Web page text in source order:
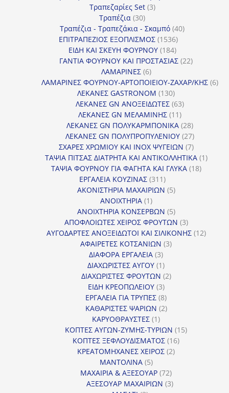
Τραπεζαρίες Set 33
Τραπέζια 3030
προϊόντα
Τραπέζια - Τραπεζάκια - Σκαμπό 4040
ΕΠΙΤΡΑΠΕΖΙΟΣ ΕΞΟΠΛΙΣΜΟΣ 15361536
προϊόντα
ΕΙΔΗ ΚΑΙ ΣΚΕΥΗ ΦΟΥΡΝΟΥ 184184
προϊόντα
ΓΑΝΤΙΑ ΦΟΥΡΝΟΥ ΚΑΙ ΠΡΟΣΤΑΣΙΑΣ 2222
ΛΑΜΑΡΙΝΕΣ 66
προϊόντα
ΛΑΜΑΡΙΝΕΣ ΦΟΥΡΝΟΥ-ΑΡΤΟΠΟΙΕΙΟΥ-ΖΑΧΑΡ/ΚΗΣ 66
ΛΕΚΑΝΕΣ GASTRONOM 130130
προϊόντα
ΛΕΚΑΝΕΣ GN ΑΝΟΞΕΙΔΩΤΕΣ 6363
ΛΕΚΑΝΕΣ GN ΜΕΛΑΜΙΝΗΣ 1111
προϊόντα
ΛΕΚΑΝΕΣ GN ΠΟΛΥΚΑΡΜΠΟΝΙΚΑ 2828
προϊόντα
ΛΕΚΑΝΕΣ GN ΠΟΛΥΠΡΟΠΥΛΕΝΙΟΥ 2727
προϊόντα
ΣΧΑΡΕΣ ΧΡΩΜΙΟΥ ΚΑΙ INOX ΨΥΓΕΙΩΝ 77
προϊόντα
ΤΑΨΙΑ ΠΙΤΣΑΣ ΔΙΑΤΡΗΤΑ ΚΑΙ ΑΝΤΙΚΟΛΛΗΤΙΚΑ 11
ΤΑΨΙΑ ΦΟΥΡΝΟΥ ΓΙΑ ΦΑΓΗΤΑ ΚΑΙ ΓΛΥΚΑ 1818
ΕΡΓΑΛΕΙΑ ΚΟΥΖΙΝΑΣ 311311
προϊόντα
ΑΚΟΝΙΣΤΗΡΙΑ ΜΑΧΑΙΡΙΩΝ 55
ΑΝΟΙΧΤΗΡΙΑ 11
προϊόν
ΑΝΟΙΧΤΗΡΙΑ ΚΟΝΣΕΡΒΩΝ 55
προϊόντα
ΑΠΟΦΛΟΙΩΤΕΣ ΧΕΙΡΟΣ ΦΡΟΥΤΩΝ 33
προϊόντα
ΑΥΓΟΔΑΡΤΕΣ ΑΝΟΞΕΙΔΩΤΟΙ ΚΑΙ ΣΙΛΙΚΟΝΗΣ 1212
ΑΦΑΙΡΕΤΕΣ ΚΟΤΣΑΝΙΩΝ 33
ΔΙΑΦΟΡΑ ΕΡΓΑΛΕΙΑ 33
προϊόντα
ΔΙΑΧΩΡΙΣΤΕΣ ΑΥΓΟΥ 11
προϊόν
ΔΙΑΧΩΡΙΣΤΕΣ ΦΡΟΥΤΩΝ 22
ΕΙΔΗ ΚΡΕΟΠΩΛΕΙΟΥ 33
προϊόντα
ΕΡΓΑΛΕΙΑ ΓΙΑ ΤΡΥΠΕΣ 88
προϊόντα
ΚΑΘΑΡΙΣΤΕΣ ΨΑΡΙΩΝ 22
ΚΑΡΥΟΘΡΑΥΣΤΕΣ 11
προϊόν
ΚΟΠΤΕΣ ΑΥΓΩΝ-ΖΥΜΗΣ-ΤΥΡΙΩΝ 1515
ΚΟΠΤΕΣ ΞΕΦΛΟΥΔΙΣΜΑΤΟΣ 1616
ΚΡΕΑΤΟΜΗΧΑΝΕΣ ΧΕΙΡΟΣ 22
ΜΑΝΤΟΛΙΝΑ 55
προϊόντα
ΜΑΧΑΙΡΙΑ & ΑΞΕΣΟΥΑΡ 7272
προϊόντα
ΑΞΕΣΟΥΑΡ ΜΑΧΑΙΡΙΩΝ 33